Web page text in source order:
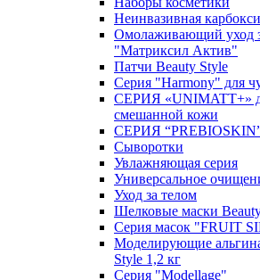
Неинвазивная
Омолаживающий уход
"Матриксил Актив"
Патчи Beauty Style
Серия "Harmony" для
СЕРИЯ «UNIMATT+»
смешанной кожи
СЕРИЯ
Сыворотки
Увлажняющая серия
Универсальное
Уход за телом
Шелковые маски
Серия масок "FRUIT
Моделирующие
Style 1,2 кг
Серия "Modellage"